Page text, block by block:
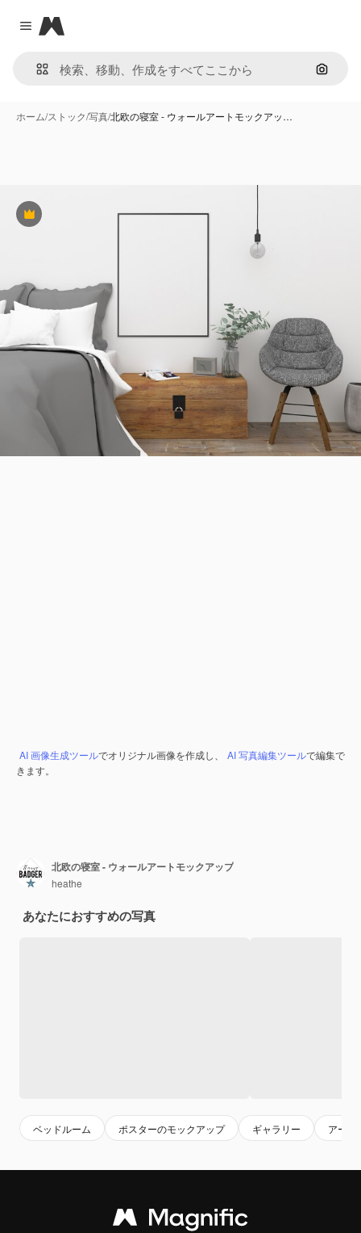
Close menu
Magnific
画像で
ホーム/ストック/写真/北欧の寝室 - ウォールアートモックアッ…
Premium
AI 画像生成ツールでオリジナル画像を作成し、 AI 写真編集ツールで編集で
きます。
北欧の寝室 - ウォールアートモックアップ
heathe
あなたにおすすめの写真
ベッドルーム ポスターのモックアップ ギャラリー アート